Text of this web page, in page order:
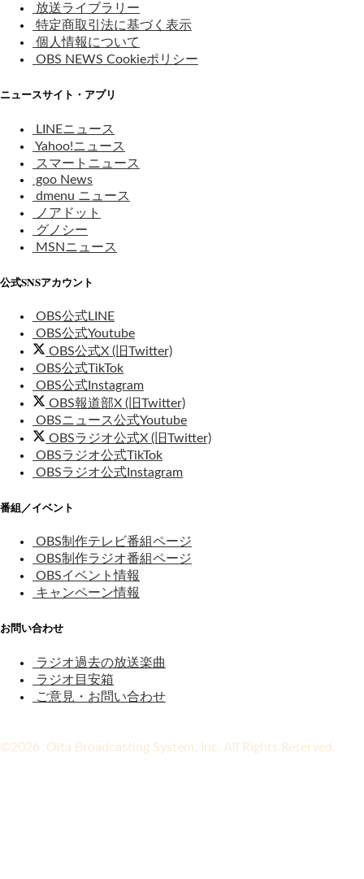
放送ライブラリー
特定商取引法に基づく表示
個人情報について
OBS NEWS Cookieポリシー
ニュースサイト・アプリ
LINEニュース
Yahoo!ニュース
スマートニュース
goo News
dmenu ニュース
ノアドット
グノシー
MSNニュース
公式SNSアカウント
OBS公式LINE
OBS公式Youtube
OBS公式X (旧Twitter)
OBS公式TikTok
OBS公式Instagram
OBS報道部X (旧Twitter)
OBSニュース公式Youtube
OBSラジオ公式X (旧Twitter)
OBSラジオ公式TikTok
OBSラジオ公式Instagram
番組／イベント
OBS制作テレビ番組ページ
OBS制作ラジオ番組ページ
OBSイベント情報
キャンペーン情報
お問い合わせ
ラジオ過去の放送楽曲
ラジオ目安箱
ご意見・お問い合わせ
©2026 Oita Broadcasting System, Inc. All Rights Reserved.